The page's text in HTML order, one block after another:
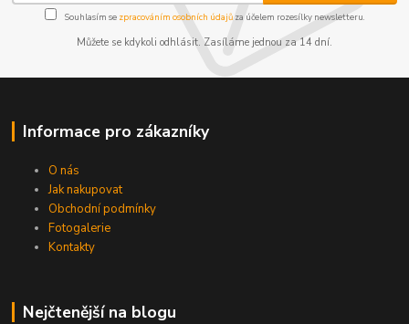
Souhlasím se zpracováním osobních údajůza účelem rozesílky newsletteru.
Můžete se kdykoli odhlásit. Zasíláme jednou za 14 dní.
Informace pro zákazníky
O nás
Jak nakupovat
Obchodní podmínky
Fotogalerie
Kontakty
Nejčtenější na blogu